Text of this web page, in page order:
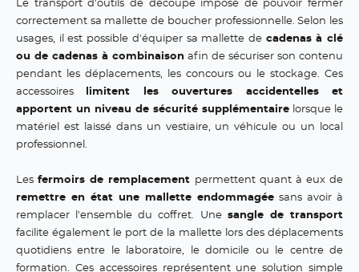
Le transport d'outils de découpe impose de pouvoir fermer
correctement sa mallette de boucher professionnelle. Selon les
usages, il est possible d'équiper sa mallette de cadenas à clé
ou de cadenas à combinaison afin de sécuriser son contenu
pendant les déplacements, les concours ou le stockage. Ces
accessoires
limitent les ouvertures accidentelles et
apportent un niveau de sécurité supplémentaire lorsque le
matériel est laissé dans un vestiaire, un véhicule ou un local
professionnel.
Lesfermoirs de remplacement permettent quant à eux de
remettre en état une mallette endommagée sans avoir à
remplacer l'ensemble du coffret. Une sangle de transport
facilite également le port de la mallette lors des déplacements
quotidiens entre le laboratoire, le domicile ou le centre de
formation. Ces accessoires représentent une solution simple